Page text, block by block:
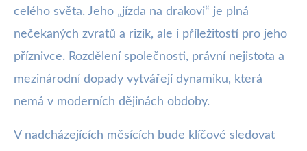
celého světa. Jeho „jízda na drakovi“ je plná
nečekaných zvratů a rizik, ale i příležitostí pro jeho
příznivce. Rozdělení společnosti, právní nejistota a
mezinárodní dopady vytvářejí dynamiku, která
nemá v moderních dějinách obdoby.
V nadcházejících měsících bude klíčové sledovat